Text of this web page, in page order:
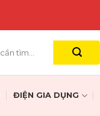
ĐIỆN GIA DỤNG